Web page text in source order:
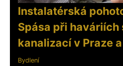
Instalatérská
Spása při haváriích
kanalizací v Praze
Bydlení